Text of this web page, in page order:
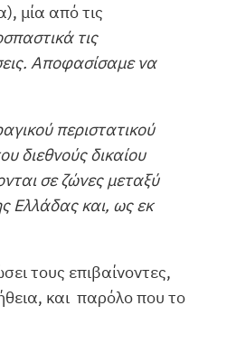
μία από τις
τις
Αποφασίσαμε να
περιστατικού
διεθνούς δικαίου
σε ζώνες μεταξύ
Ελλάδας και, ως εκ
τους επιβαίνοντες,
και παρόλο που το